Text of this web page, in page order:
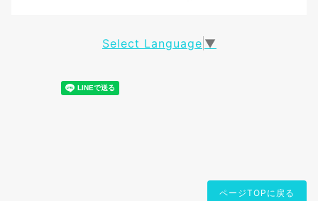
Select Language ▼
ページTOPに戻る